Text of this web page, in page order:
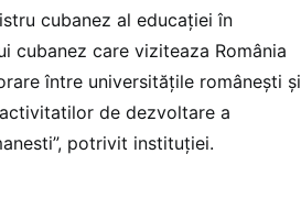
cubanez al educației în
cubanez care viziteaza România
între universitățile românești și
de dezvoltare a
potrivit instituției.